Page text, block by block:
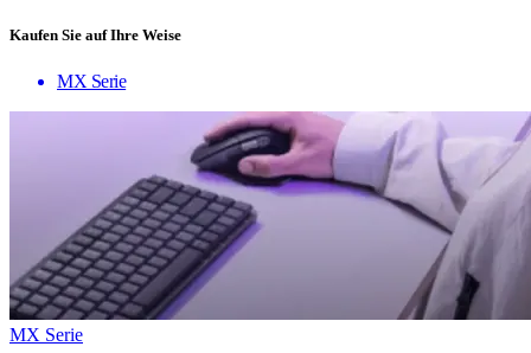
Kaufen Sie auf Ihre Weise
MX Serie
MX Serie